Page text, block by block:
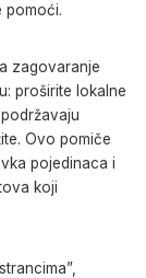
pomoći.
zagovaranje
proširite lokalne
Ovo pomiče
pojedinaca i
koji